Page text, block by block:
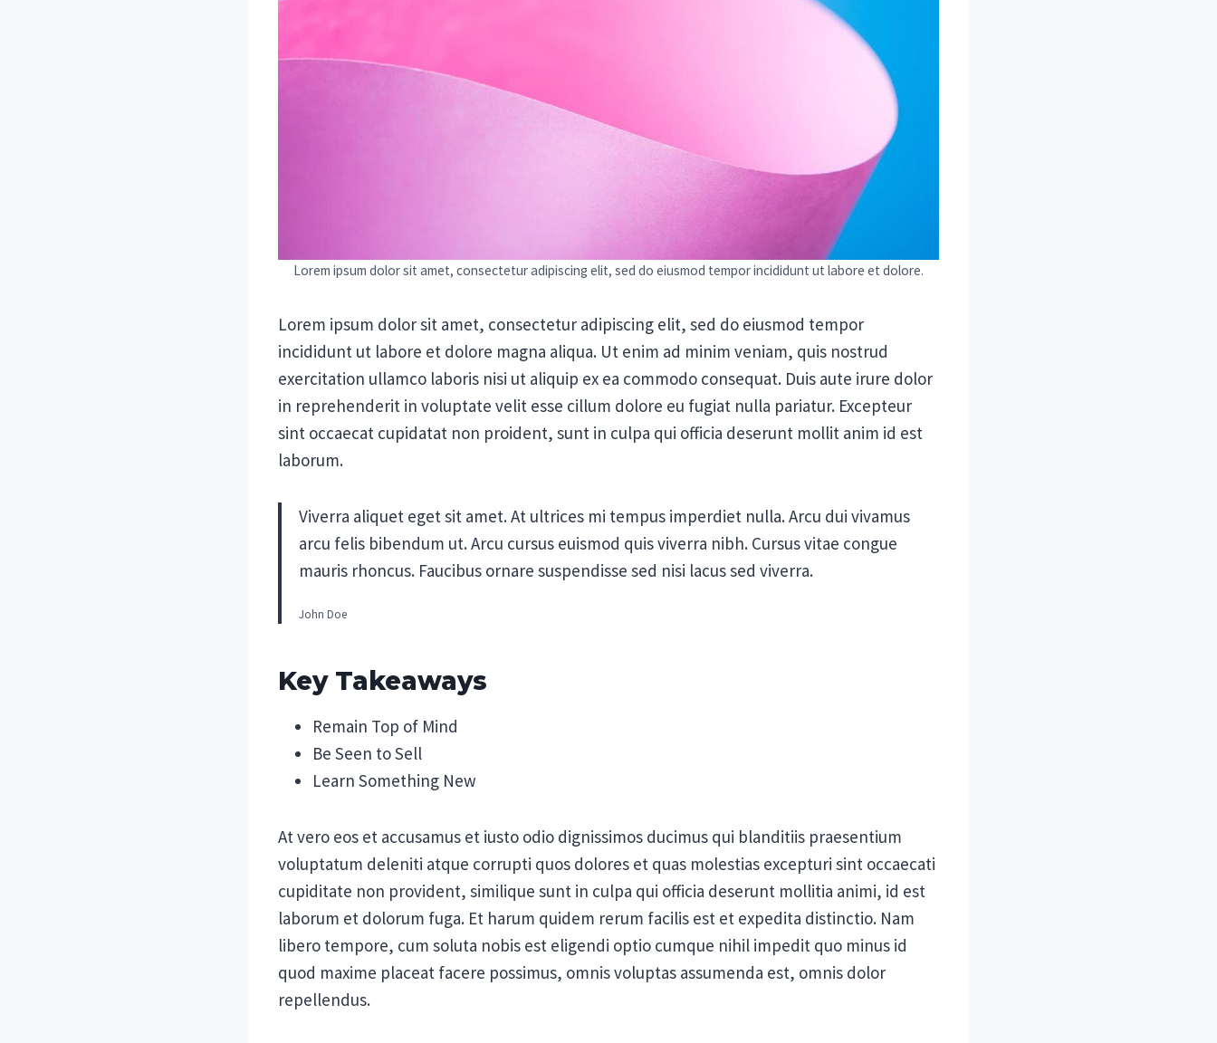
Lorem ipsum dolor sit amet, consectetur adipiscing elit, sed do eiusmod tempor incididunt ut labore et dolore.
Lorem ipsum dolor sit amet, consectetur adipiscing elit, sed do eiusmod tempor
incididunt ut labore et dolore magna aliqua. Ut enim ad minim veniam, quis nostrud
exercitation ullamco laboris nisi ut aliquip ex ea commodo consequat. Duis aute irure dolor
in reprehenderit in voluptate velit esse cillum dolore eu fugiat nulla pariatur. Excepteur
sint occaecat cupidatat non proident, sunt in culpa qui officia deserunt mollit anim id est
laborum.
Viverra aliquet eget sit amet. At ultrices mi tempus imperdiet nulla. Arcu dui vivamus
arcu felis bibendum ut. Arcu cursus euismod quis viverra nibh. Cursus vitae congue
mauris rhoncus. Faucibus ornare suspendisse sed nisi lacus sed viverra.
John Doe
Key Takeaways
Remain Top of Mind
Be Seen to Sell
Learn Something New
At vero eos et accusamus et iusto odio dignissimos ducimus qui blanditiis praesentium
voluptatum deleniti atque corrupti quos dolores et quas molestias excepturi sint occaecati
cupiditate non provident, similique sunt in culpa qui officia deserunt mollitia animi, id est
laborum et dolorum fuga. Et harum quidem rerum facilis est et expedita distinctio. Nam
libero tempore, cum soluta nobis est eligendi optio cumque nihil impedit quo minus id
quod maxime placeat facere possimus, omnis voluptas assumenda est, omnis dolor
repellendus.